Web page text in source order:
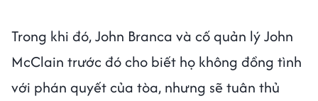
Trong khi đó, John Branca và cố quản lý John
McClain trước đó cho biết họ không đồng tình
với phán quyết của tòa, nhưng sẽ tuân thủ